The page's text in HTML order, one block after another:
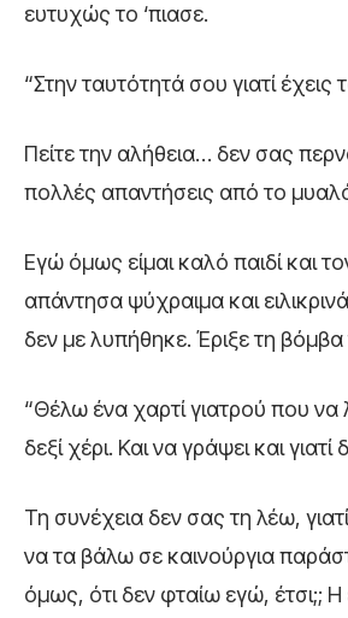
ευτυχώς το ‘πιασε.
“Στην ταυτότητά σου γιατί έχεις
Πείτε την αλήθεια… δεν σας
πολλές απαντήσεις από το
Εγώ όμως είμαι καλό παιδί και
απάντησα ψύχραιμα και
δεν με λυπήθηκε. Έριξε τη βόμβα
“Θέλω ένα χαρτί γιατρού που να
δεξί χέρι. Και να γράψει και γιατί
Τη συνέχεια δεν σας τη λέω,
να τα βάλω σε καινούργια
όμως, ότι δεν φταίω εγώ, έτσι;; Η